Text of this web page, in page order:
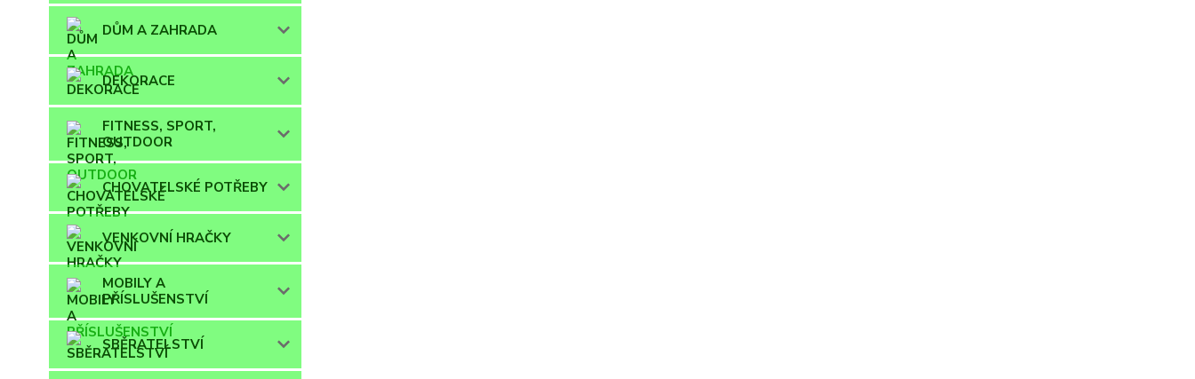
DŮM A ZAHRADA
DEKORACE
FITNESS, SPORT,
OUTDOOR
CHOVATELSKÉ POTŘEBY
VENKOVNÍ HRAČKY
MOBILY A
PŘÍSLUŠENSTVÍ
SBĚRATELSTVÍ